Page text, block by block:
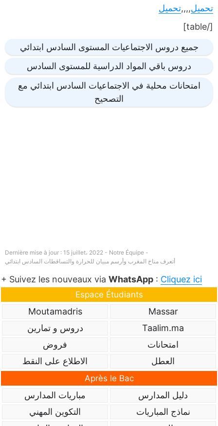
تحميل,,,,تحميل
[/table]
جميع دروس الاجتماعيات المستوى السادس ابتدائي
دروس باقي المواد الدراسية للمستوى السادس
امتحانات محلية في الاجتماعيات السادس ابتدائي مع
التصحيح
Dernière mise à jour : 15 juillet، 2022 - Notre Équipe -
أتعرف مناخ المغرب وأرسم مبيان للحرارة والتساقطات السادس ابتدائي
+ Suivez les nouveaux via WhatsApp : Cliquez ici
Espace Étudiants
Massar
Moutamadris
Taalim.ma
دروس و تمارين
امتحانات
فروض
العطل
الاطلاع على النقط
Après le Bac
دليل المدارس
مباريات المدارس
نماذج المباريات
التكوين المهني